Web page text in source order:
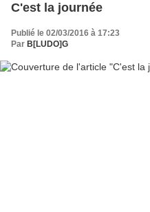
C'est la journée
Publié le 02/03/2016 à 17:23
Par B[LUDO]G